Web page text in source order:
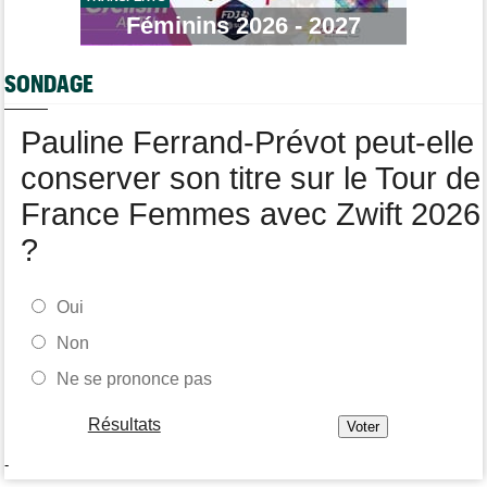
Tour de France Femmes
Demi Vollering : "J'aurais dû essayer plus tôt..."
Émilien Jacquelin va faire ses grands débuts en compétition le
Féminins 2026 - 2027
SONDAGE
Pauline Ferrand-Prévot peut-elle
conserver son titre sur le Tour de
France Femmes avec Zwift 2026
?
Oui
Non
Ne se prononce pas
Résultats
-